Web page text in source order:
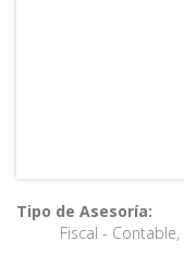
Tipo de Asesoría:
Fiscal - Contable,